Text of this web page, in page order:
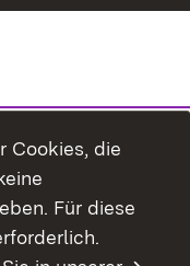
Cookies, die
Für diese